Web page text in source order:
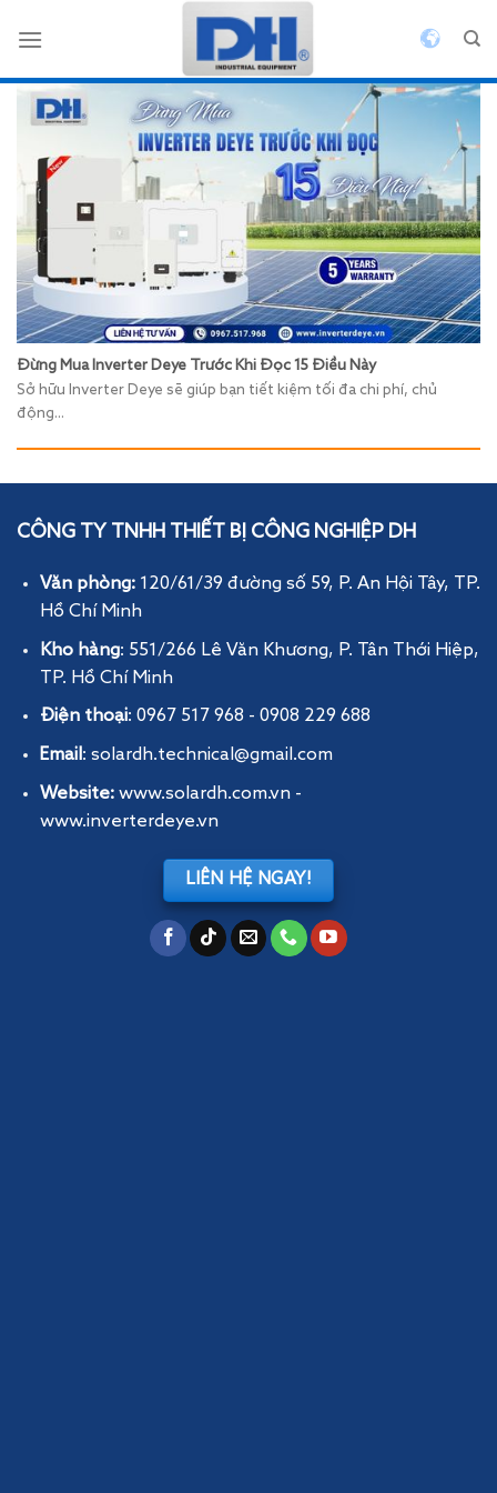
qua
dung
Đừng Mua Inverter Deye Trước Khi Đọc 15 Điều Này
Sở hữu Inverter Deye sẽ giúp bạn tiết kiệm tối đa chi phí, chủ
động...
CÔNG TY TNHH THIẾT BỊ CÔNG NGHIỆP DH
Văn phòng: 120/61/39 đường số 59, P. An Hội Tây, TP.
Hồ Chí Minh
Kho hàng: 551/266 Lê Văn Khương, P. Tân Thới Hiệp,
TP. Hồ Chí Minh
Điện thoại: 0967 517 968 - 0908 229 688
Email : solardh.technical@gmail.com
Website: www.solardh.com.vn-
www.inverterdeye.vn
LIÊN HỆ NGAY!